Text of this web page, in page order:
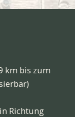
km bis zum
Richtung